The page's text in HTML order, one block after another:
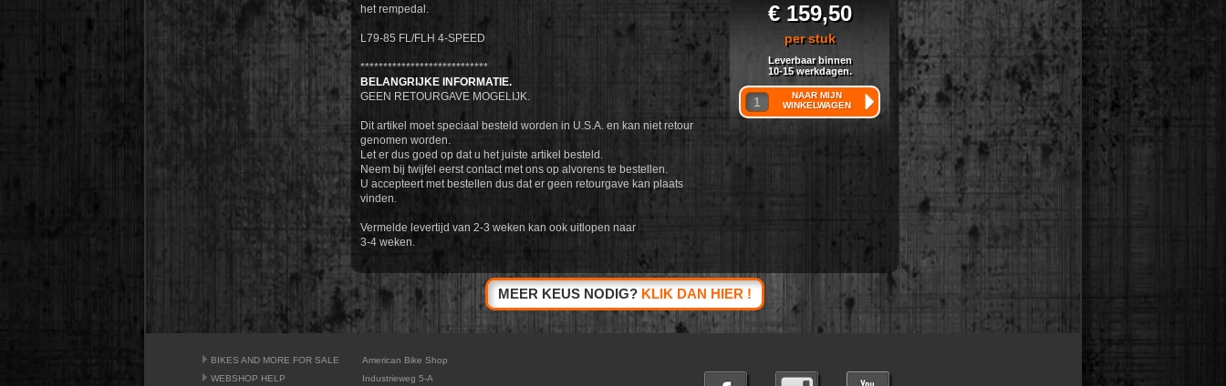
het rempedal.
L79-85 FL/FLH 4-SPEED
****************************
BELANGRIJKE INFORMATIE.
GEEN RETOURGAVE MOGELIJK.
Dit artikel moet speciaal besteld worden in U.S.A. en kan niet retour
genomen worden.
Let er dus goed op dat u het juiste artikel besteld.
Neem bij twijfel eerst contact met ons op alvorens te bestellen.
U accepteert met bestellen dus dat er geen retourgave kan plaats
vinden.
Vermelde levertijd van 2-3 weken kan ook uitlopen naar
3-4 weken.
€ 159,50
per stuk
Leverbaar binnen
10-15 werkdagen.
NAAR MIJN
WINKELWAGEN
MEER KEUS NODIG? KLIK DAN HIER !
BIKES AND MORE FOR SALE
WEBSHOP HELP
American Bike Shop
Industrieweg 5-A